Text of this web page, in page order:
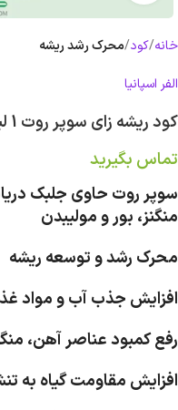
خانه کود محرک رشد ریشه
الفر اسپانیا
کود ریشه زای سوپر روت 1 لیتری الفر
تماس بگیرید
سوپر روت حاوی جلبک
منگنز، بور و مولیبدن
محرک رشد و توسعه ریشه
افزایش جذب آب و مواد
رفع کمبود عناصر آهن،
افزایش مقاومت گیاه به